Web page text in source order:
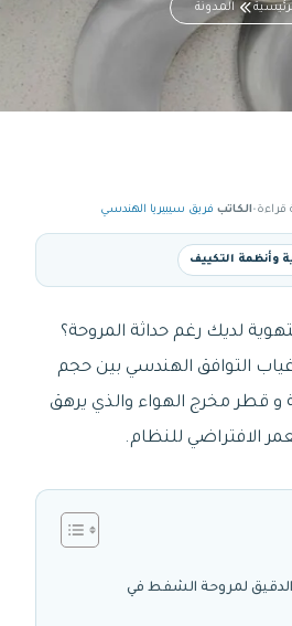
المدونة
قراءة•الكاتب فريق سيبيريا الهندسي
وأنظمة التكييف
لديك رغم حداثة المروحة؟
التوافق الهندسي بين حجم
و قطر مخرج الهواء والذي يرهق
الافتراضي للنظام.
الدقيق لمروحة الشفط في